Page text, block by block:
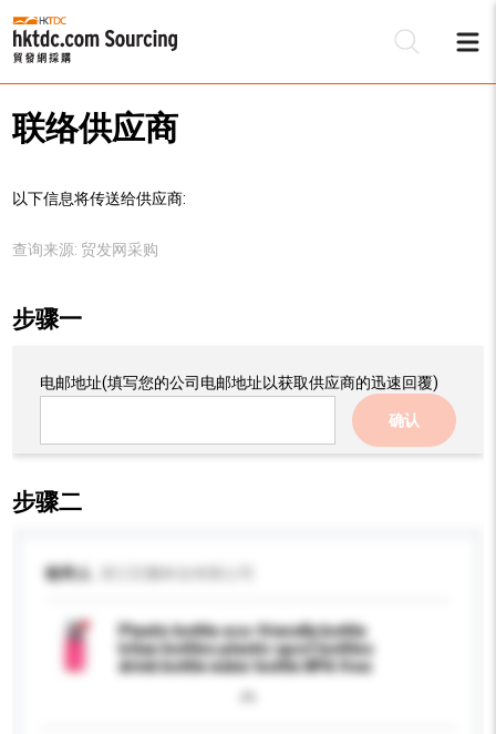
联络供应商
以下信息将传送给供应商:
查询来源: 贸发网采购
步骤一
电邮地址(填写您的公司电邮地址以获取供应商的迅速回覆)
确认
步骤二
收件人
Plastic bottle eco-friendly bottle
tritan bottles plastic sport bottles
drink bottle water bottle BPA free